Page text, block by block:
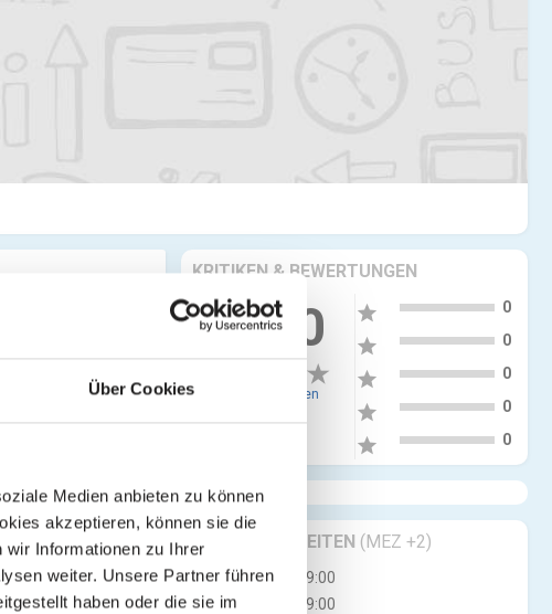
Über Cookies
Medien anbieten zu können
akzeptieren, können sie die
wir Informationen zu Ihrer
weiter. Unsere Partner führen
haben oder die sie im
KRITIKEN & BEWERTUNGEN
0.00
0 Bewertungen
star 0
star 0
star 0
star 0
star 0
GESCHÄFTSZEITEN (MEZ +2)
Di
10:30 - 19:00
Mi
10:30 - 19:00